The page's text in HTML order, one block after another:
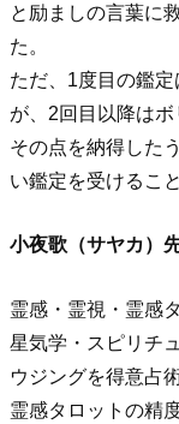
と励ましの言葉に
た。
ただ、1度目の鑑
が、2回目以降はボ
その点を納得した
い鑑定を受けるこ
小夜歌（サヤカ）
霊感・霊視・霊感
星気学・スピリチ
ウジングを得意占
霊感タロットの精